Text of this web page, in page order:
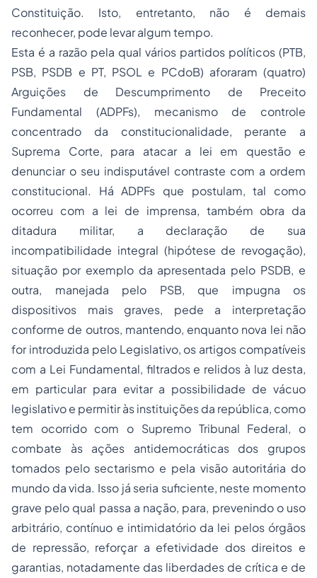
Constituição. Isto, entretanto, não é demais
reconhecer, pode levar algum tempo.
Esta é a razão pela qual vários partidos políticos (PTB,
PSB, PSDB e PT, PSOL e PCdoB) aforaram (quatro)
Arguições de Descumprimento de Preceito
Fundamental (ADPFs), mecanismo de controle
concentrado da constitucionalidade, perante a
Suprema Corte, para atacar a lei em questão e
denunciar o seu indisputável contraste com a ordem
constitucional. Há ADPFs que postulam, tal como
ocorreu com a lei de imprensa, também obra da
ditadura militar, a declaração de sua
incompatibilidade integral (hipótese de revogação),
situação por exemplo da apresentada pelo PSDB, e
outra, manejada pelo PSB, que impugna os
dispositivos mais graves, pede a interpretação
conforme de outros, mantendo, enquanto nova lei não
for introduzida pelo Legislativo, os artigos compatíveis
com a Lei Fundamental, filtrados e relidos à luz desta,
em particular para evitar a possibilidade de vácuo
legislativo e permitir às instituições da república, como
tem ocorrido com o Supremo Tribunal Federal, o
combate às ações antidemocráticas dos grupos
tomados pelo sectarismo e pela visão autoritária do
mundo da vida. Isso já seria suficiente, neste momento
grave pelo qual passa a nação, para, prevenindo o uso
arbitrário, contínuo e intimidatório da lei pelos órgãos
de repressão, reforçar a efetividade dos direitos e
garantias, notadamente das liberdades de crítica e de